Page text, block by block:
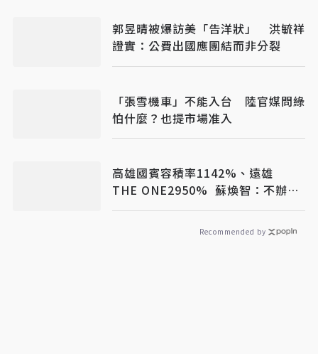
郭昱晴被爆訪美「告洋狀」 洪毓祥
證實：公費出國應團結而非分裂
「張雪機車」不能入台 陸官媒問綠
怕什麼？也提市場准入
高雄國賓容積率1142%、遠雄
THE ONE2950% 蘇煥智：不辦陳
其邁說不過去
Recommended by